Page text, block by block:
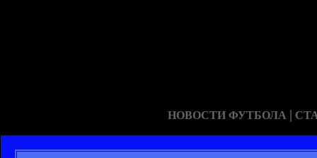
НОВОСТИ ФУТБОЛА |